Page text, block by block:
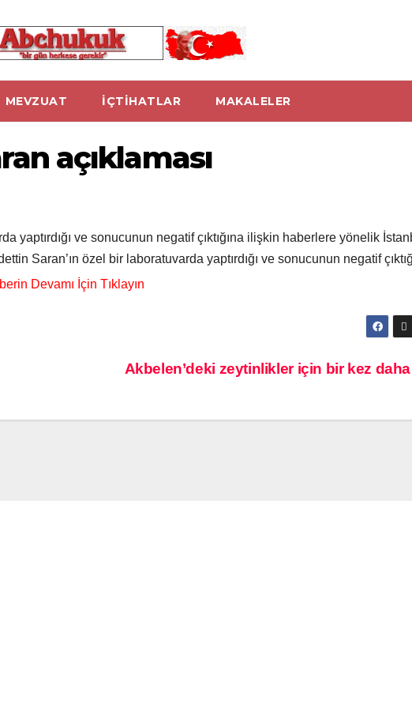
MEVZUAT İÇTİHATLAR MAKALELER
açıklaması
yaptırdığı ve sonucunun negatif çıktığına ilişkin haberlere yönelik
Saran’ın özel bir laboratuvarda yaptırdığı ve sonucunun negatif
Akbelen’deki zeytinlikler için bir kez daha